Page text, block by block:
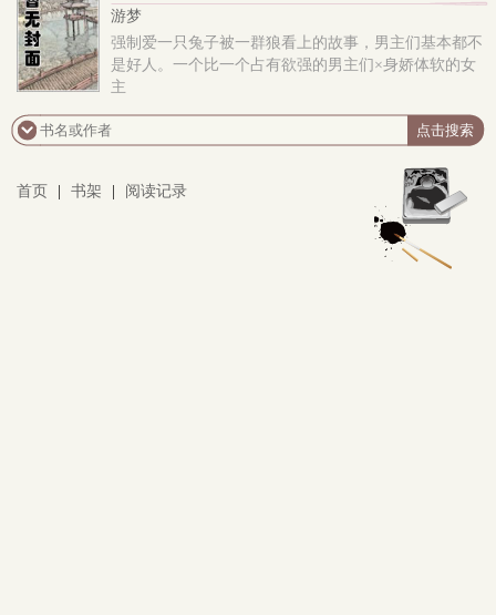
游梦
强制爱一只兔子被一群狼看上的故事，男主们基本都不
是好人。一个比一个占有欲强的男主们×身娇体软的女
主
首页 书架 阅读记录